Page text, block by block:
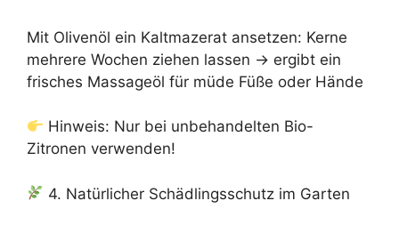
Mit Olivenöl ein Kaltmazerat ansetzen: Kerne
mehrere Wochen ziehen lassen → ergibt ein
frisches Massageöl für müde Füße oder Hände
Hinweis: Nur bei unbehandelten Bio-
Zitronen verwenden!
4. Natürlicher Schädlingsschutz im Garten